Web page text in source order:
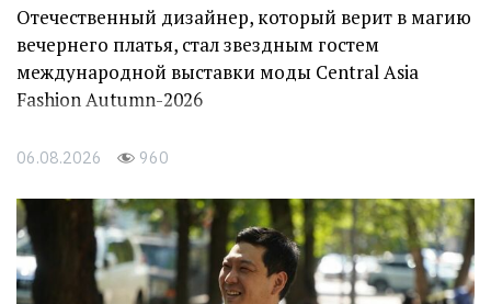
Отечественный дизайнер, который верит в магию
вечернего платья, стал звездным гостем
международной выставки моды Central Asia
Fashion Autumn-2026
06.08.2026 960